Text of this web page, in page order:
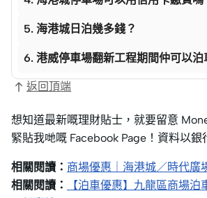
5. 海港城日泊幾多錢？
6. 港威停車場翻新工程期間仲可以泊
返回頂端
想知道最新嘅理財貼士，就要留意
緊貼我哋嘅 Facebook Page！資料以銀
相關閱讀： 商場優惠｜海港城／時代廣
相關閱讀：
【泊車優惠】九龍區商場泊